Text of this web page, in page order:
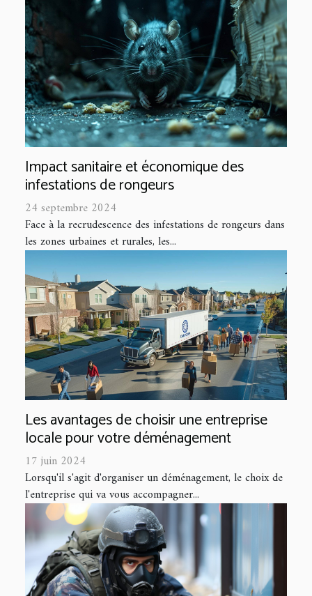
Impact sanitaire et économique des
infestations de rongeurs
24 septembre 2024
Face à la recrudescence des infestations de rongeurs dans
les zones urbaines et rurales, les...
Les avantages de choisir une entreprise
locale pour votre déménagement
17 juin 2024
Lorsqu'il s'agit d'organiser un déménagement, le choix de
l'entreprise qui va vous accompagner...